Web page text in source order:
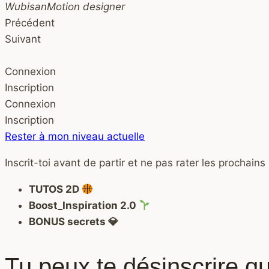
WubisanMotion designer
Précédent
Suivant
Connexion
Inscription
Connexion
Inscription
Rester à mon niveau actuelle
Inscrit-toi avant de partir et ne pas rater les prochains
TUTOS 2D
Boost_Inspiration 2.0
BONUS secrets 💎